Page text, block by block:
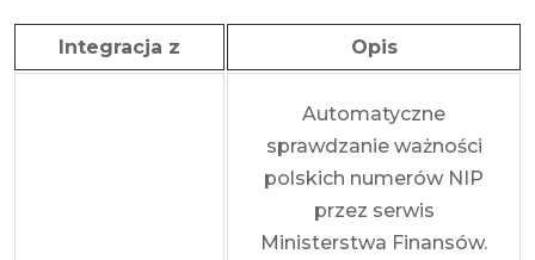
Integracja z Opis
Automatyczne
sprawdzanie ważności
polskich numerów NIP
przez serwis
Ministerstwa Finansów.